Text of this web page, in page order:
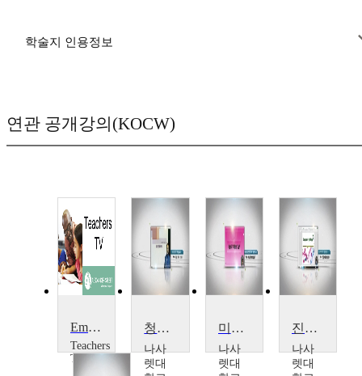
학술지 인용정보
연관 공개강의(KOCW)
Emotional Intelligence
Teachers
TV
청소년 문제와 보호
나사
렛대
미술의이해와 감상
나사
렛대
진단세포학
나사
렛대